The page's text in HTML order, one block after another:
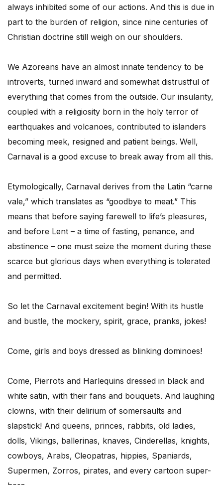
always inhibited some of our actions. And this is due in
part to the burden of religion, since nine centuries of
Christian doctrine still weigh on our shoulders.
We Azoreans have an almost innate tendency to be
introverts, turned inward and somewhat distrustful of
everything that comes from the outside. Our insularity,
coupled with a religiosity born in the holy terror of
earthquakes and volcanoes, contributed to islanders
becoming meek, resigned and patient beings. Well,
Carnaval is a good excuse to break away from all this.
Etymologically, Carnaval derives from the Latin “carne
vale,” which translates as “goodbye to meat.” This
means that before saying farewell to life’s pleasures,
and before Lent – a time of fasting, penance, and
abstinence – one must seize the moment during these
scarce but glorious days when everything is tolerated
and permitted.
So let the Carnaval excitement begin! With its hustle
and bustle, the mockery, spirit, grace, pranks, jokes!
Come, girls and boys dressed as blinking dominoes!
Come, Pierrots and Harlequins dressed in black and
white satin, with their fans and bouquets. And laughing
clowns, with their delirium of somersaults and
slapstick! And queens, princes, rabbits, old ladies,
dolls, Vikings, ballerinas, knaves, Cinderellas, knights,
cowboys, Arabs, Cleopatras, hippies, Spaniards,
Supermen, Zorros, pirates, and every cartoon super-